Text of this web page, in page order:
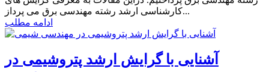
کارشناسی ارشد رشته مهندسی برق می پرداز...
ادامه مطلب
آشنایی با گرایش ارشد پتروشیمی در